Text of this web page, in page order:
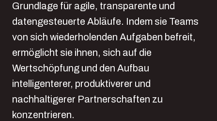
Grundlage für agile, transparente und
datengesteuerte Abläufe. Indem sie Teams
von sich wiederholenden Aufgaben befreit,
ermöglicht sie ihnen, sich auf die
Wertschöpfung und den Aufbau
intelligenterer, produktiverer und
nachhaltigerer Partnerschaften zu
konzentrieren.